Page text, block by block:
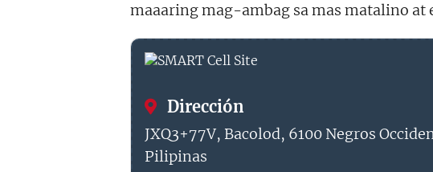
maaaring mag-ambag sa mas matalino at
Dirección
JXQ3+77V, Bacolod, 6100 Negros
Pilipinas